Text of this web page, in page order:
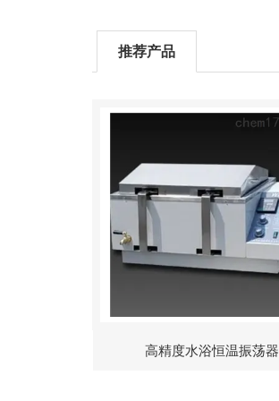
推荐产品
高精度水浴恒温振荡器